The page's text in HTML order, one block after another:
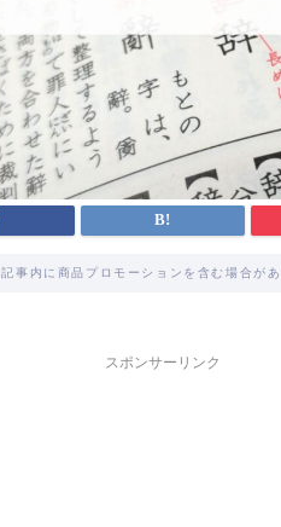
記事内に商品プロモーションを含む場合が
スポンサーリンク